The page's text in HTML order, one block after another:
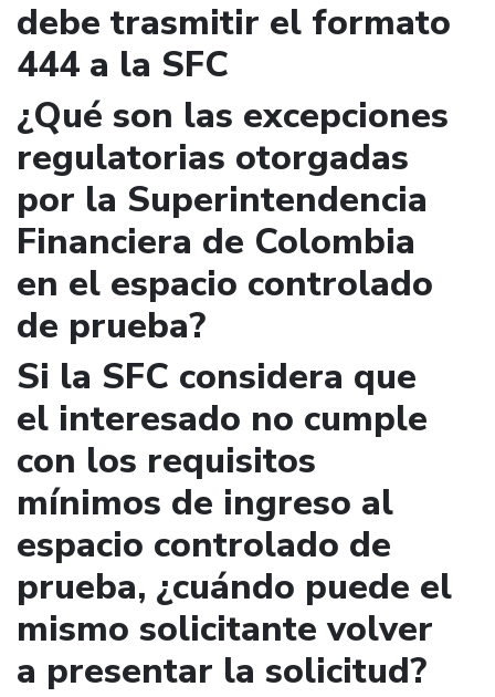
debe trasmitir el formato
444 a la SFC
¿Qué son las excepciones
regulatorias otorgadas
por la Superintendencia
Financiera de Colombia
en el espacio controlado
de prueba?
Si la SFC considera que
el interesado no cumple
con los requisitos
mínimos de ingreso al
espacio controlado de
prueba, ¿cuándo puede el
mismo solicitante volver
a presentar la solicitud?